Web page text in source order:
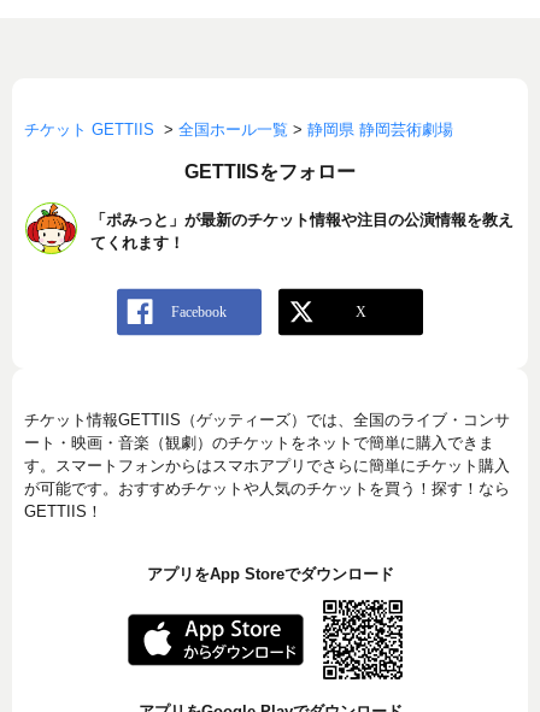
チケット GETTIIS > 全国ホール一覧 > 静岡県 静岡芸術劇場
GETTIISをフォロー
「ポみっと」が最新のチケット情報や注目の公演情報を教え
てくれます！
チケット情報GETTIIS（ゲッティーズ）では、全国のライブ・コンサ
ート・映画・音楽（観劇）のチケットをネットで簡単に購入できま
す。スマートフォンからはスマホアプリでさらに簡単にチケット購入
が可能です。おすすめチケットや人気のチケットを買う！探す！なら
GETTIIS！
アプリをApp Storeでダウンロード